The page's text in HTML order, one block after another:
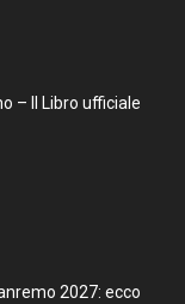
– Il Libro ufficiale
2027: ecco